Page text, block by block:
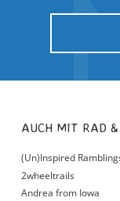
AUCH MIT RAD
(Un)Inspired
2wheeltrails
Andrea from Iowa